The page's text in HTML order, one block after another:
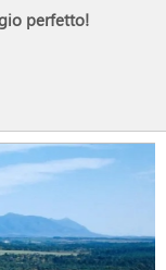
perfetto!